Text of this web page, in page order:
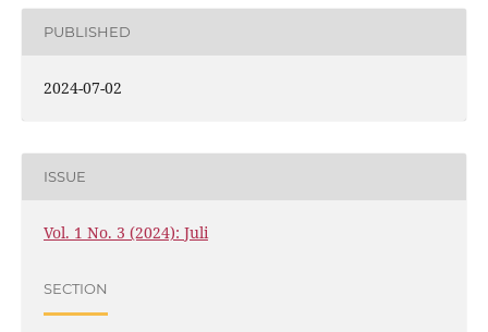
PUBLISHED
2024-07-02
ISSUE
Vol. 1 No. 3 (2024): Juli
SECTION